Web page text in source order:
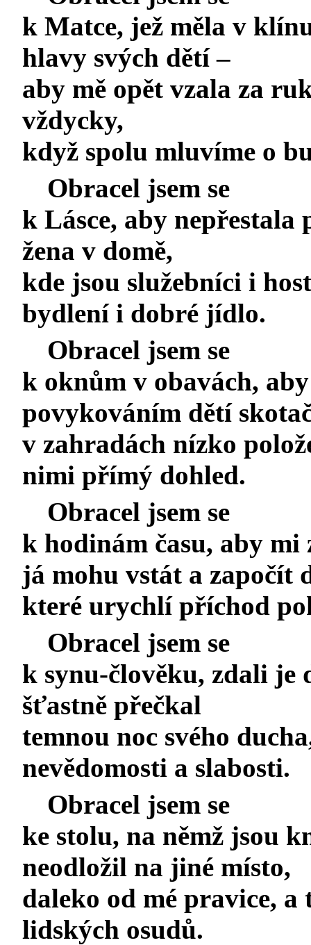
k Matce, jež měla v
hlavy svých dětí –
aby mě opět vzala za
vždycky,
když spolu mluvíme o
Obracel jsem se
k Lásce, aby nepřestala
žena v domě,
kde jsou služebníci i
bydlení i dobré jídlo.
Obracel jsem se
k oknům v obavách,
povykováním dětí
v zahradách nízko
nimi přímý dohled.
Obracel jsem se
k hodinám času, aby mi
já mohu vstát a započít
které urychlí příchod
Obracel jsem se
k synu-člověku, zdali je
šťastně přečkal
temnou noc svého
nevědomosti a slabosti.
Obracel jsem se
ke stolu, na němž jsou
neodložil na jiné místo,
daleko od mé pravice, a
lidských osudů.